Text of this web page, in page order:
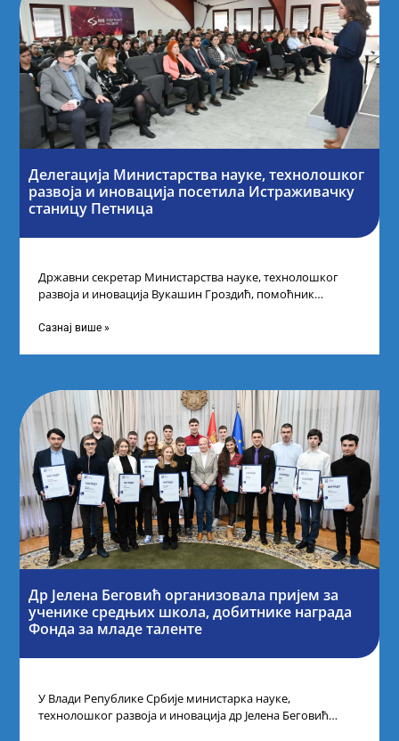
Делегација Министарства науке, технолошког
развоја и иновација посетила Истраживачку
станицу Петница
Државни секретар Министарства науке, технолошког
развоја и иновација Вукашин Гроздић, помоћник
промоцију
Сазнај више »
Др Јелена Беговић организовала пријем за
ученике средњих школа, добитнике награда
Фонда за младе таленте
У Влади Републике Србије министарка науке,
технолошког развоја и иновација др Јелена Беговић